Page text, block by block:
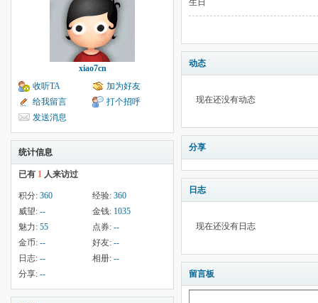
xiao7cn
收听TA
加为好友
给我留言
打个招呼
发送消息
统计信息
已有 1 人来访过
积分: 360 经验: 360
威望: -- 金钱: 1035
魅力: 55 点券: --
金币: -- 好友: --
日志: -- 相册: --
分享: --
生日
动态
现在还没有动态
分享
日志
现在还没有日志
留言板